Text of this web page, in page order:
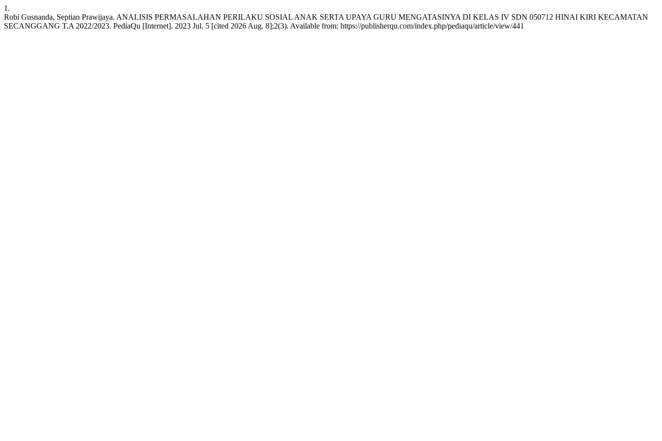
1.
Robi Gusnanda, Septian Prawijaya. ANALISIS PERMASALAHAN PERILAKU SOSIAL ANAK SERTA UPAYA GURU MENGATASINYA DI KELAS IV SDN 050712 HINAI KIRI KECAMATAN
SECANGGANG T.A 2022/2023. PediaQu [Internet]. 2023 Jul. 5 [cited 2026 Aug. 8];2(3). Available from: https://publisherqu.com/index.php/pediaqu/article/view/441